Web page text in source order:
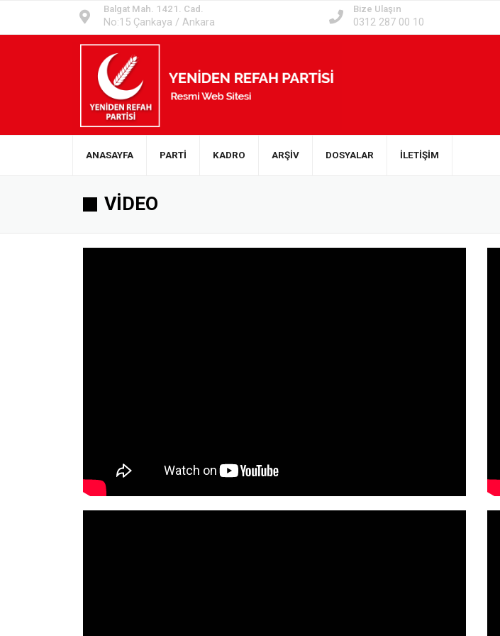
Balgat Mah. 1421. Cad.
No:15 Çankaya / Ankara
Bize Ulaşın
0312 287 00 10
ANASAYFA PARTİ KADRO ARŞİV DOSYALAR İLETİŞİM
VİDEO